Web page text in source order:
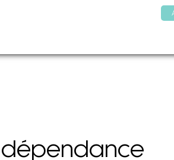
dépendance